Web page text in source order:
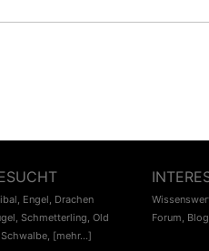
, Engel, Drachen
, Schmetterling, Old
Schwalbe, [mehr...]
Forum, Blog